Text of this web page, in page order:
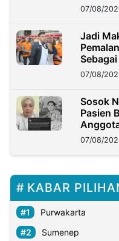
07/08/
Jadi
07/08/
Sosok
Pasien
Lukman
07/08/
KABAR
Purwakarta
Sumenep